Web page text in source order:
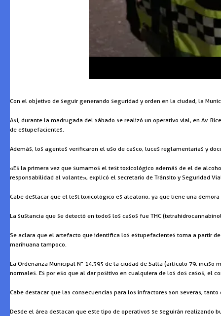
Con el objetivo de seguir generando seguridad y orden en la ciudad, la
Así, durante la madrugada del sábado se realizó un operativo vial, en Av.
de estupefacientes.
Además, los agentes verificaron el uso de casco, luces reglamentarias y
«Es la primera vez que sumamos el test toxicológico además de el de
responsabilidad al volante», explicó el secretario de Tránsito y Seguridad
Cabe destacar que el test toxicológico es aleatorio, ya que tiene una
La sustancia que se detectó en todos los casos fue THC
Se aclara que el artefacto que identifica los estupefacientes toma a partir
marihuana tampoco.
La Ordenanza Municipal N° 14.395 de la ciudad de Salta (artículo 79,
normales. Es por eso que al dar positivo en cualquiera de los dos casos, el
Cabe destacar que las consecuencias para los infractores son severas,
Desde el área destacan que este tipo de operativos se seguirán realizando